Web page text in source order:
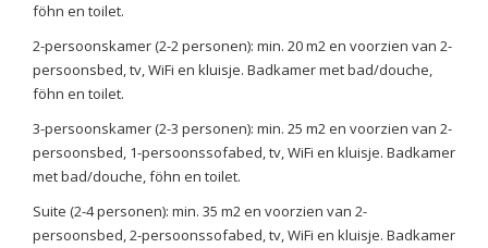
föhn en toilet.
2-persoonskamer (2-2 personen): min. 20 m2 en voorzien van 2-
persoonsbed, tv, WiFi en kluisje. Badkamer met bad/douche,
föhn en toilet.
3-persoonskamer (2-3 personen): min. 25 m2 en voorzien van 2-
persoonsbed, 1-persoonssofabed, tv, WiFi en kluisje. Badkamer
met bad/douche, föhn en toilet.
Suite (2-4 personen): min. 35 m2 en voorzien van 2-
persoonsbed, 2-persoonssofabed, tv, WiFi en kluisje. Badkamer